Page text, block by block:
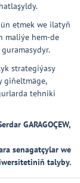
etmek we ilatyň
maliýe hem-de
strategiýasy
giňeltmäge,
tehniki
GARAGOÇEW,
senagatçylar we
talyby.